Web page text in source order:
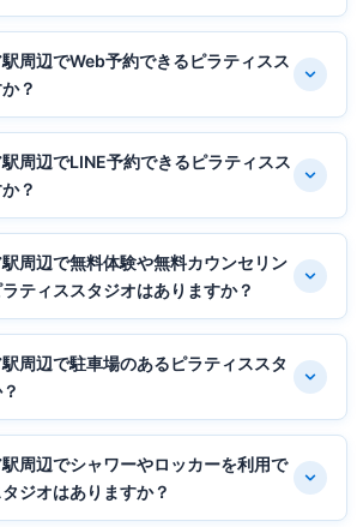
周辺でWeb予約できるピラティスス
？
周辺でLINE予約できるピラティスス
？
周辺で無料体験や無料カウンセリン
ティススタジオはありますか？
周辺で駐車場のあるピラティススタ
周辺でシャワーやロッカーを利用で
ジオはありますか？